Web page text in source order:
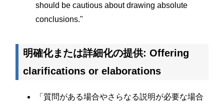
should be cautious about drawing absolute
conclusions."
明確化または詳細化の提供: Offering
clarifications or elaborations
「質問がある場合やさらなる説明が必要な場合